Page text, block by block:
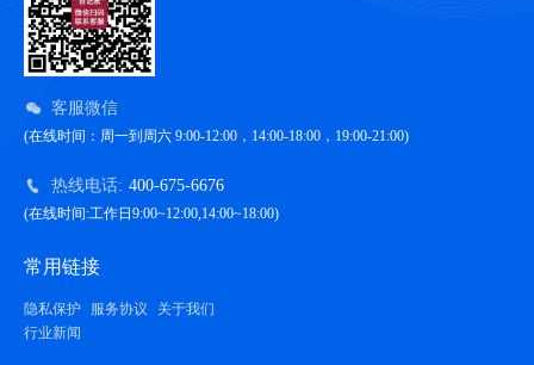
客服微信
(在线时间：周一到周六 9:00-12:00，14:00-18:00，19:00-21:00)
热线电话: 400-675-6676
(在线时间:工作日9:00~12:00,14:00~18:00)
常用链接
隐私保护 服务协议
关于我们
行业新闻